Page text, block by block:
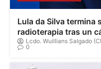
Lula da Silva termina
radioterapia tras un
Lcdo. Wuillians Salgado
0